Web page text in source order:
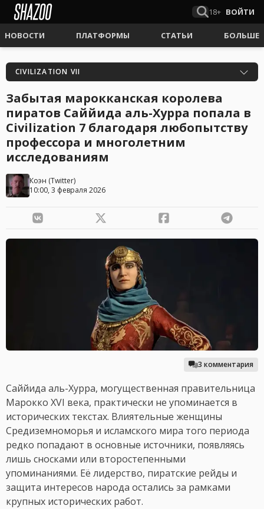
18+ ВОЙТИ
НОВОСТИ ПЛАТФОРМЫ СТАТЬИ БОЛЬШЕ
CIVILIZATION VII
Забытая марокканская королева
пиратов Саййида аль-Хурра попала в
Civilization 7 благодаря любопытству
профессора и многолетним
исследованиям
Коэн (Twitter)
10:00, 3 февраля 2026
3 комментария
Саййида аль-Хурра, могущественная правительница
Марокко XVI века, практически не упоминается в
исторических текстах. Влиятельные женщины
Средиземноморья и исламского мира того периода
редко попадают в основные источники, появляясь
лишь сносками или второстепенными
упоминаниями. Её лидерство, пиратские рейды и
защита интересов народа остались за рамками
крупных исторических работ.